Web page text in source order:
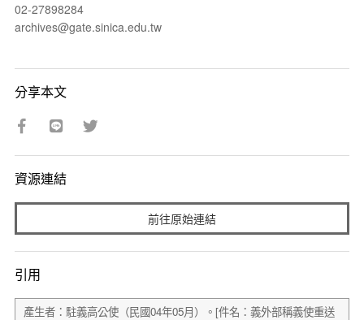
02-27898284
archives@gate.sinica.edu.tw
分享本文
資源連結
前往原始連結
引用